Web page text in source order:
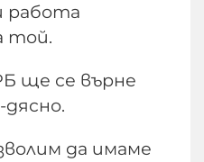
работа
той.
ще се върне
да имаме